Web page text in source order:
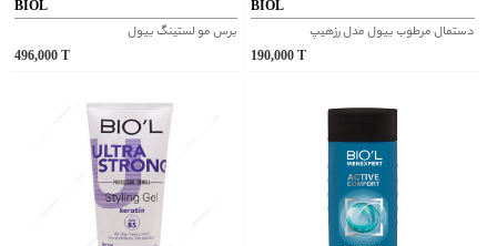
BIOL
برس مو لستینگ بیول
496,000
BIOL
دستمال مرطوب بیول مدل رزهیپ
190,000